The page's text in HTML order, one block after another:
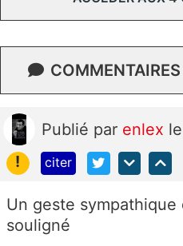
Publié par enlex
!
citer
Un geste
souligné